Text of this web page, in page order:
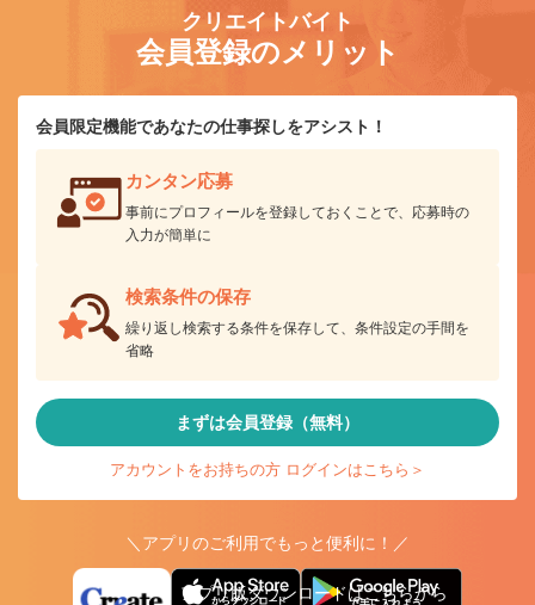
クリエイトバイト
会員登録のメリット
会員限定機能であなたの仕事探しをアシスト！
カンタン応募
事前にプロフィールを登録しておくことで、応募時の
入力が簡単に
検索条件の保存
繰り返し検索する条件を保存して、条件設定の手間を
省略
まずは会員登録（無料）
アカウントをお持ちの方 ログインはこちら＞
＼アプリのご利用でもっと便利に！／
アプリ版ダウンロードはこちらから